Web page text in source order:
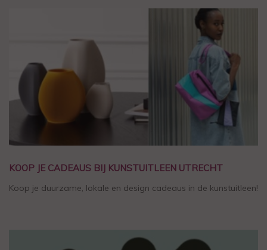
KOOP JE CADEAUS BIJ KUNSTUITLEEN UTRECHT
Koop je duurzame, lokale en design cadeaus in de kunstuitleen!